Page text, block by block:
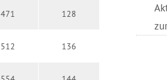
471 128
512 136